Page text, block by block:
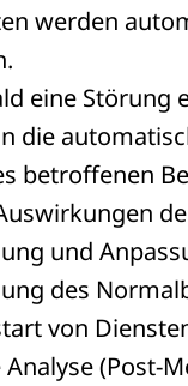
werden
eine
die
betroffenen
und
des
von
(Post-